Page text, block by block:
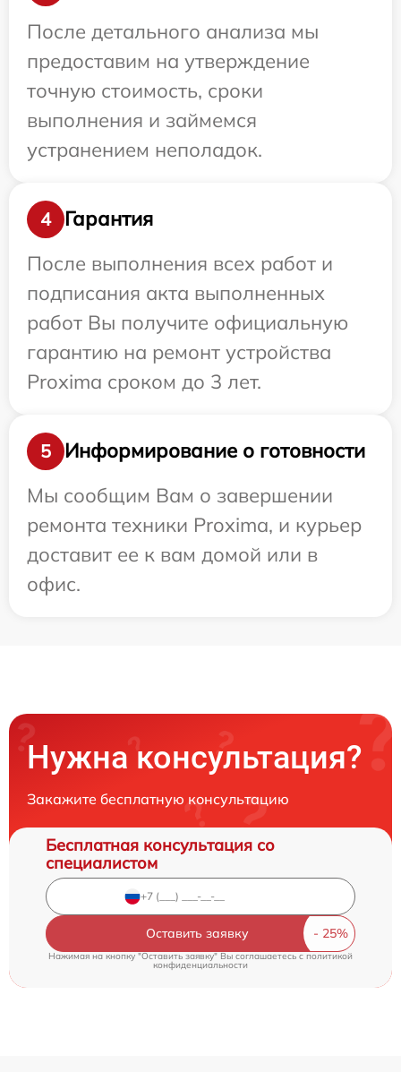
После детального анализа мы
предоставим на утверждение
точную стоимость, сроки
выполнения и займемся
устранением неполадок.
4
Гарантия
После выполнения всех работ и
подписания акта выполненных
работ Вы получите официальную
гарантию на ремонт устройства
Proxima сроком до 3 лет.
5
Информирование о готовности
Мы сообщим Вам о завершении
ремонта техники Proxima, и курьер
доставит ее к вам домой или в
офис.
Нужна консультация?
Закажите бесплатную консультацию
Бесплатная консультация со
специалистом
Оставить заявку
Нажимая на кнопку "Оставить заявку" Вы соглашаетесь cполитикой
конфиденциальности